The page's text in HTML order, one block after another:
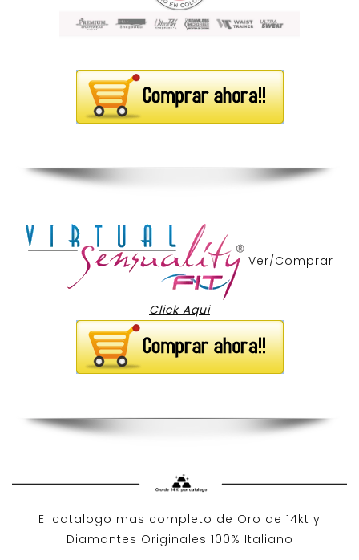
Ver/Comprar
Click Aqui
El catalogo mas completo de Oro de 14kt y
Diamantes Originales 100% Italiano